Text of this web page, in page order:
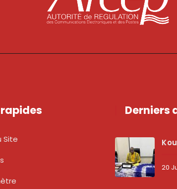
Site
Derniers
Koudougou : L’ARCEP
20